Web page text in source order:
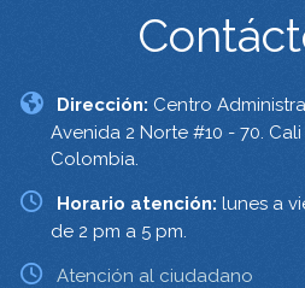
Dirección: Centro
Avenida 2 Norte #10 - 70.
Colombia.
Horario atención: lunes a
de 2 pm a 5 pm.
Atención al ciudadano